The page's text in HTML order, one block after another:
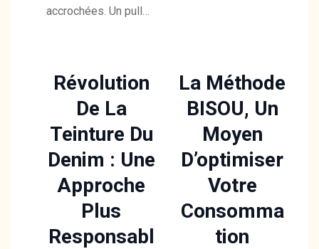
accrochées. Un pull…
Révolution
De La
Teinture Du
Denim : Une
Approche
Plus
Responsabl
La Méthode
BISOU, Un
Moyen
D’optimiser
Votre
Consomma
Tion